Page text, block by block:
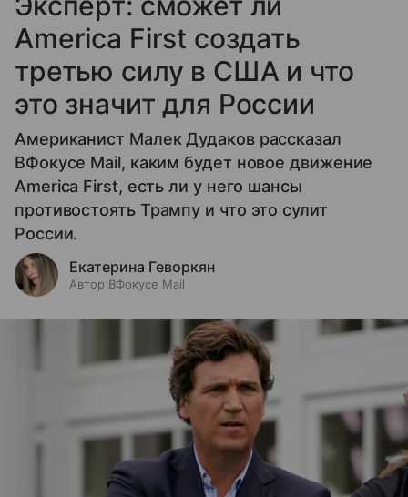
America First создать
третью силу в США и что
это значит для России
Американист Малек Дудаков рассказал
ВФокусе Mail, каким будет новое движение
America First, есть ли у него шансы
противостоять Трампу и что это сулит
России.
Екатерина Геворкян
Автор ВФокусе Mail